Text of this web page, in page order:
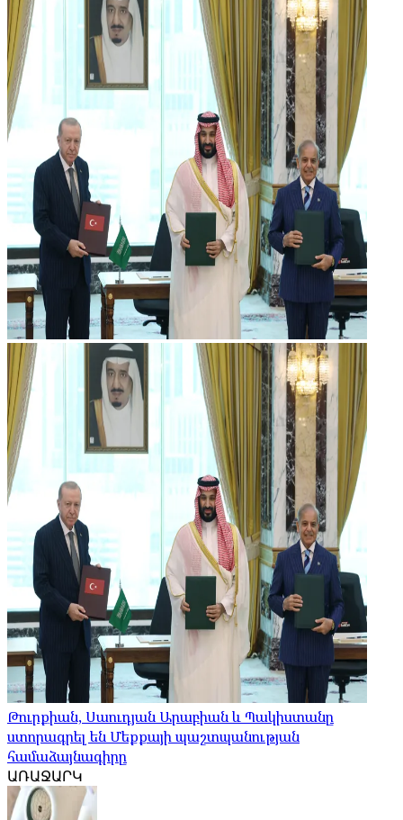
Թուրքիան, Սաուդյան Արաբիան և Պակիստանը
ստորագրել են Մեքքայի պաշտպանության
համաձայնագիրը
ԱՌԱՋԱՐԿ